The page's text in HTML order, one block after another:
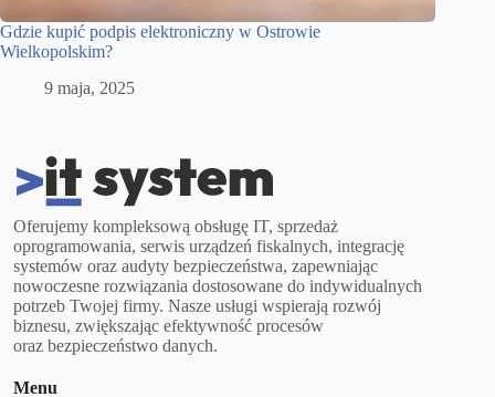
Gdzie kupić podpis elektroniczny w Ostrowie
Wielkopolskim?
9 maja, 2025
Oferujemy kompleksową obsługę IT, sprzedaż
oprogramowania, serwis urządzeń fiskalnych, integrację
systemów oraz audyty bezpieczeństwa, zapewniając
nowoczesne rozwiązania dostosowane do indywidualnych
potrzeb Twojej firmy. Nasze usługi wspierają rozwój
biznesu, zwiększając efektywność procesów
oraz bezpieczeństwo danych.
Menu